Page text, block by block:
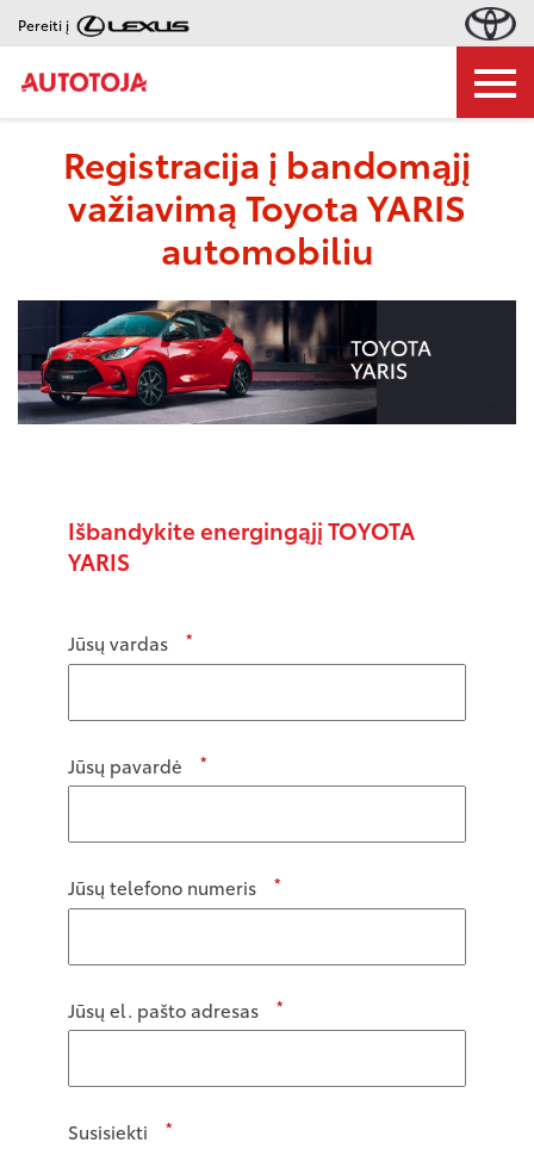
Pereiti į
Registracija į bandomąjį
važiavimą Toyota YARIS
automobiliu
Išbandykite energingąjį TOYOTA
YARIS
Jūsų vardas *
Jūsų pavardė *
Jūsų telefono numeris *
Jūsų el. pašto adresas *
Susisiekti *